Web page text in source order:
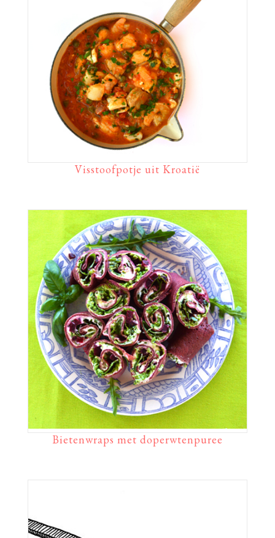
Visstoofpotje uit Kroatië
Bietenwraps met doperwtenpuree